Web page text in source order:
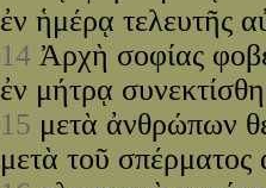
ἐν ἡμέρᾳ τελευτῆς
14 Ἀρχὴ σοφίας
ἐν μήτρᾳ
15 μετὰ ἀνθρώπων
μετὰ τοῦ